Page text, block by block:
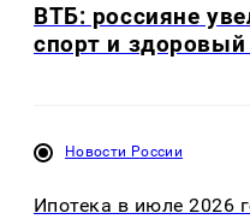
ВТБ: россияне
спорт и
Новости России
Ипотека в июле 2026